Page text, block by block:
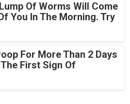
Of Worms Will Come
You In The Morning. Try
For More Than 2 Days
First Sign Of